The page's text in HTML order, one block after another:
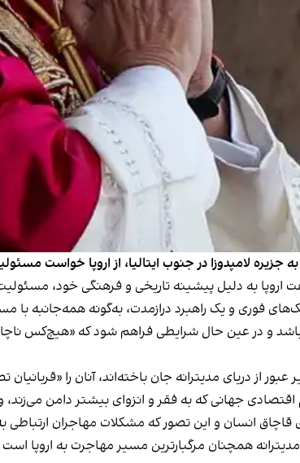
لامپدوزا در جنوب ایتالیا، از اروپا خواست
اروپا به دلیل پیشینه تاریخی و فرهنگی خود،
فوری و یک راهبرد درازمدت، به‌گونه همه‌جانبه با
و در عین حال شرایطی فراهم شود که «هیچ‌کس
عبور از دریای مدیترانه جان باخته‌اند، آنان را
جهانی که به فقر و انزوای بیشتر دامن
انسان و این تصور که مشکلات مهاجران ارتباطی به